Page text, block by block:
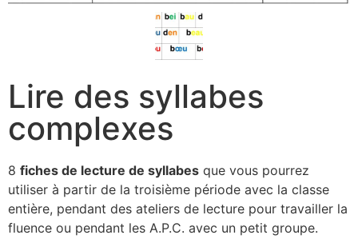
Lire des syllabes
complexes
8 fiches de lecture de syllabes que vous pourrez
utiliser à partir de la troisième période avec la classe
entière, pendant des ateliers de lecture pour travailler la
fluence ou pendant les A.P.C. avec un petit groupe.